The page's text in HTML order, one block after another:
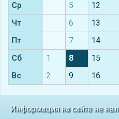
Ср
5 12
Чт
6 13
Пт
7 14
Сб
1 8 15
Вс
2 9 16
Информация на сайте не